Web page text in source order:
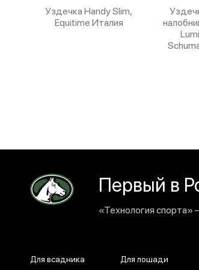
Уздечка Handy Slim,
Equitime Италия
Первый в
«Технология спорта»
Для всадника Для лошади